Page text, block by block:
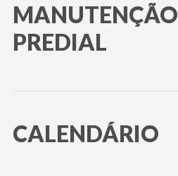
MANUTENÇÃO
PREDIAL
CALENDÁRIO